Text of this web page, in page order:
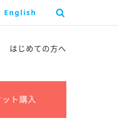
English
はじめての方へ
ト購入